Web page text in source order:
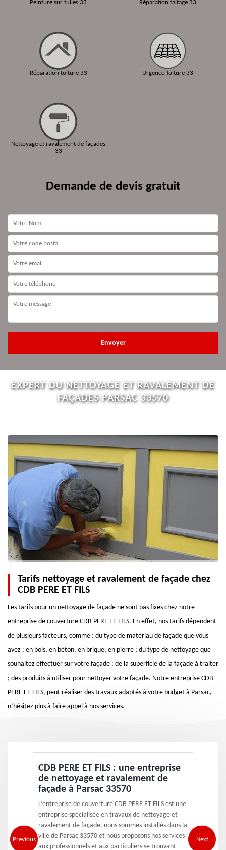
Peinture sur tuiles 33
Réparation toiture 33
Nettoyage et ravalement de façades
33
Réparation faitage 33
Urgence Toiture 33
Demande de devis gratuit
EXPERT DU NETTOYAGE ET RAVALEMENT DE
FAÇADES PARSAC 33570
Tarifs nettoyage et ravalement de façade chez
CDB PERE ET FILS
Les tarifs pour un nettoyage de façade ne sont pas fixes chez notre
entreprise de couverture CDB PERE ET FILS. En effet, nos tarifs dépendent
de plusieurs facteurs, comme : du type de matériau de façade que vous
avez : en bois, en béton, en brique, en pierre ; du type de nettoyage que
souhaitez effectuer sur votre façade ; de la superficie de la façade à traiter
; des produits à utiliser pour nettoyer votre façade. Notre entreprise CDB
PERE ET FILS, peut réaliser des travaux adaptés à votre budget à Parsac,
n’hésitez plus à faire appel à nos services.
Previous
CDB PERE ET FILS : une entreprise
de nettoyage et ravalement de
façade à Parsac 33570
L’entreprise de couverture CDB PERE ET FILS est une
entreprise spécialisée en travaux de nettoyage et
ravalement de façade, nous sommes installés dans la
ville de Parsac 33570 et nous proposons nos services
aux professionnels et aux particuliers se trouvant
Next